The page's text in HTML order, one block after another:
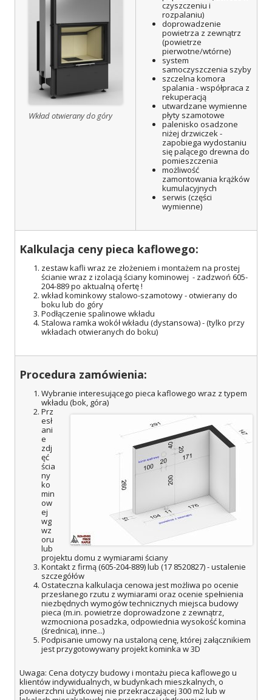
Wkład otwierany do góry
czyszczeniu i
rozpalaniu)
doprowadzenie
powietrza z zewnątrz
(powietrze
pierwotne/wtórne)
system
samoczyszczenia szyby
szczelna komora
spalania - współpraca z
rekuperacją
utwardzane wymienne
płyty szamotowe
palenisko osadzone
niżej drzwiczek -
zapobiega wydostaniu
się palącego drewna do
pomieszczenia
możliwość
zamontowania krążków
kumulacyjnych
serwis (części
wymienne)
Kalkulacja ceny pieca kaflowego:
zestaw kafli wraz ze złożeniem i montażem na prostej
ścianie wraz z izolacją ściany kominowej - zadzwoń 605-
204-889 po aktualną ofertę !
wkład kominkowy stalowo-szamotowy - otwierany do
boku lub do góry
Podłączenie spalinowe wkładu
Stalowa ramka wokół wkładu (dystansowa) - (tylko przy
wkładach otwieranych do boku)
Procedura zamówienia:
Wybranie interesującego pieca kaflowego wraz z typem
wkładu (bok, góra)
Prz
esł
ani
e
zdj
ęć
ścia
ny
ko
min
ow
ej
wg
wz
oru
lub
projektu domu z wymiarami ściany
Kontakt z firmą (605-204-889) lub (17 8520827) - ustalenie
szczegółów
Ostateczna kalkulacja cenowa jest możliwa po ocenie
przesłanego rzutu z wymiarami oraz ocenie spełnienia
niezbędnych wymogów technicznych miejsca budowy
pieca (m.in. powietrze doprowadzone z zewnątrz,
wzmocniona posadzka, odpowiednia wysokość komina
(średnica), inne...)
Podpisanie umowy na ustaloną cenę, której załącznikiem
jest przygotowywany projekt kominka w 3D
Uwaga: Cena dotyczy budowy i montażu pieca kaflowego u
klientów indywidualnych, w budynkach mieszkalnych, o
powierzchni użytkowej nie przekraczającej 300 m2 lub w